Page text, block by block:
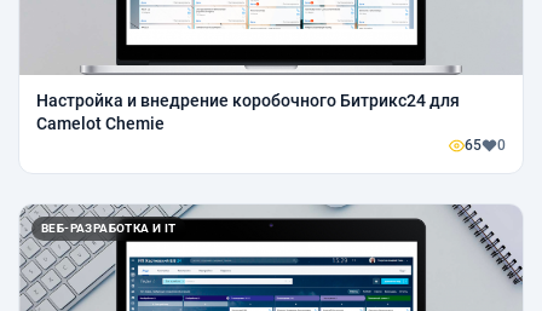
Настройка и внедрение коробочного Битрикс24 для
Camelot Chemie
65 0
ВЕБ-РАЗРАБОТКА И IT